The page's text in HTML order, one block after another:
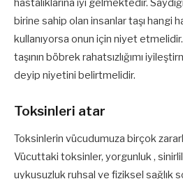
birine sahip olan insanlar taşı hangi
kullanıyorsa onun için niyet
taşının böbrek rahatsızlığımı
deyip niyetini belirtmelidir.
Toksinleri atar
Toksinlerin vücudumuza birçok
Vücuttaki toksinler, yorgunluk ,
uykusuzluk ruhsal ve fiziksel sağlık